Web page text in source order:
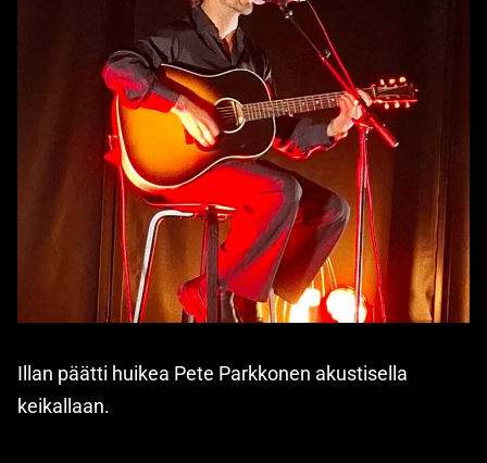
Illan päätti huikea Pete Parkkonen akustisella
keikallaan.